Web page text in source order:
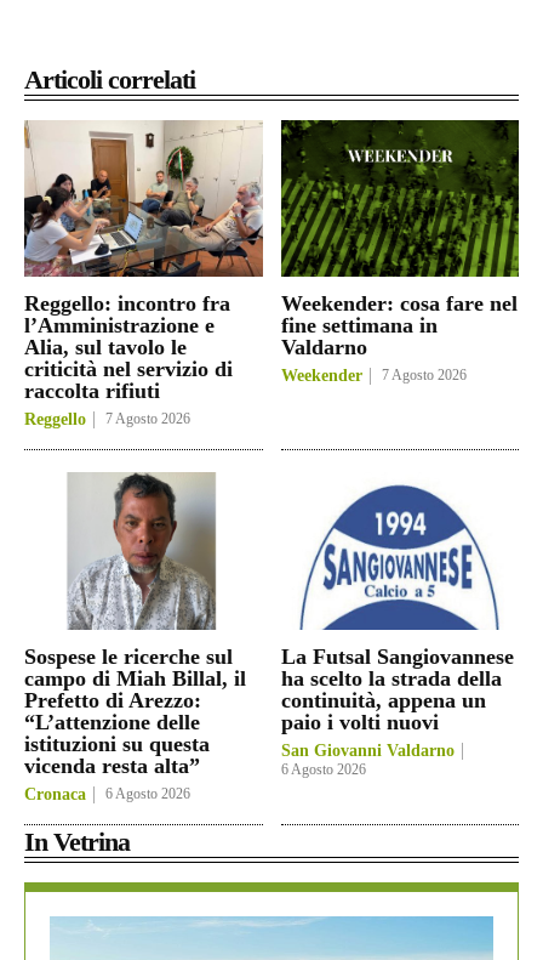
Articoli correlati
Reggello: incontro fra
l’Amministrazione e
Alia, sul tavolo le
criticità nel servizio di
raccolta rifiuti
Reggello 7 Agosto 2026
Weekender: cosa fare nel
fine settimana in
Valdarno
Weekender 7 Agosto 2026
Sospese le ricerche sul
campo di Miah Billal, il
Prefetto di Arezzo:
“L’attenzione delle
istituzioni su questa
vicenda resta alta”
Cronaca 6 Agosto 2026
La Futsal Sangiovannese
ha scelto la strada della
continuità, appena un
paio i volti nuovi
San Giovanni Valdarno
6 Agosto 2026
In Vetrina